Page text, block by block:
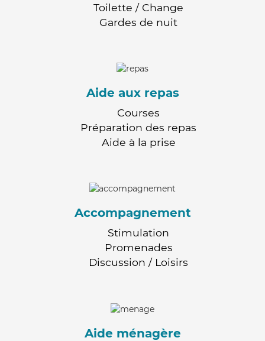
Toilette / Change
Gardes de nuit
Aide aux repas
Courses
Préparation des repas
Aide à la prise
Accompagnement
Stimulation
Promenades
Discussion / Loisirs
Aide ménagère